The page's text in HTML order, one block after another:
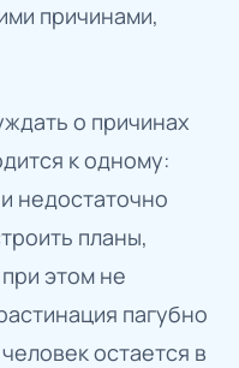
причинами,
о причинах
к одному:
недостаточно
планы,
этом не
пагубно
остается в